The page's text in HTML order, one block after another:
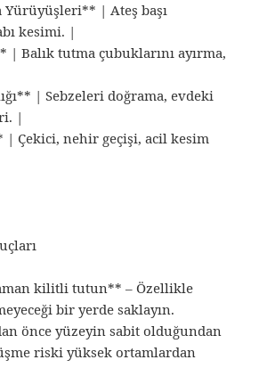
Yürüyüşleri** | Ateş başı
kesimi. |
| Balık tutma çubuklarını ayırma,
| Sebzeleri doğrama, evdeki
|
Çekici, nehir geçişi, acil kesim
kilitli tutun** – Özellikle
bir yerde saklayın.
önce yüzeyin sabit olduğundan
riski yüksek ortamlardan